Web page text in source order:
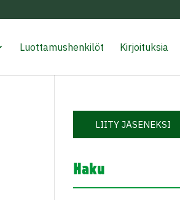
Luottamushenkilöt Kirjoituksia
LIITY JÄSENEKSI
Haku